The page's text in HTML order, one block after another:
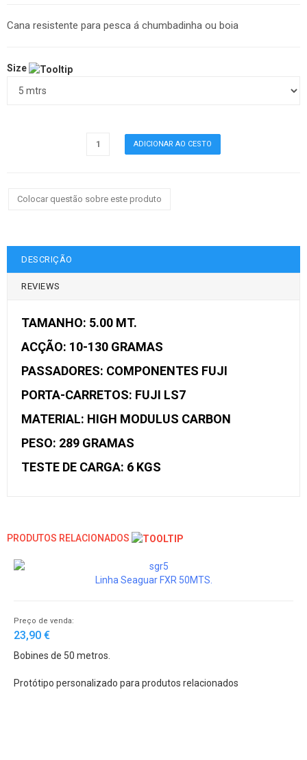
Cana resistente para pesca á chumbadinha ou boia
Size
Colocar questão sobre este produto
DESCRIÇÃO
REVIEWS
TAMANHO: 5.00 MT.
ACÇÃO: 10-130 GRAMAS
PASSADORES: COMPONENTES FUJI
PORTA-CARRETOS: FUJI LS7
MATERIAL: HIGH MODULUS CARBON
PESO: 289 GRAMAS
TESTE DE CARGA: 6 KGS
PRODUTOS RELACIONADOS
Linha Seaguar FXR 50MTS.
Preço de venda:
23,90 €
Bobines de 50 metros.
Protótipo personalizado para produtos relacionados